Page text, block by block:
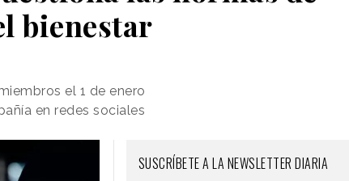
bienestar
el 1 de enero
en redes sociales
SUSCRÍBETE A LA NEWSLETTER DIARIA